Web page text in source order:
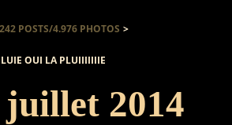
POSTS/4.976 PHOTOS >
OUI LA PLUIIIIIIIE
juillet 2014